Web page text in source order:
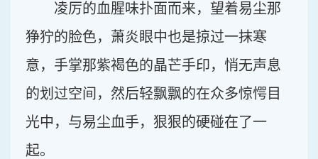
凌厉的血腥味扑面而来，望着易尘那
狰狞的脸色，萧炎眼中也是掠过一抹寒
意，手掌那紫褐色的晶芒手印，悄无声息
的划过空间，然后轻飘飘的在众多惊愕目
光中，与易尘血手，狠狠的硬碰在了一
起。